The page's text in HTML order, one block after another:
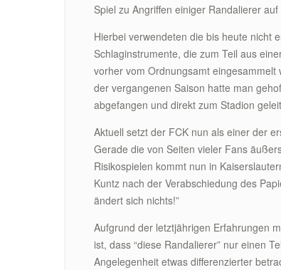
Spiel zu Angriffen einiger Randalierer
Hierbei verwendeten die bis heute nicht
Schlaginstrumente, die zum Teil aus
vorher vom Ordnungsamt
der vergangenen Saison hatte man
abgefangen und direkt zum Stadion
Aktuell setzt der FCK nun als einer der
Gerade die von Seiten vieler Fans
Risikospielen kommt nun in
Kuntz nach der Verabschiedung des
ändert sich nichts!”
Aufgrund der letztjährigen Erfahrungen
ist, dass “diese Randalierer” nur einen
Angelegenheit etwas differenzierter